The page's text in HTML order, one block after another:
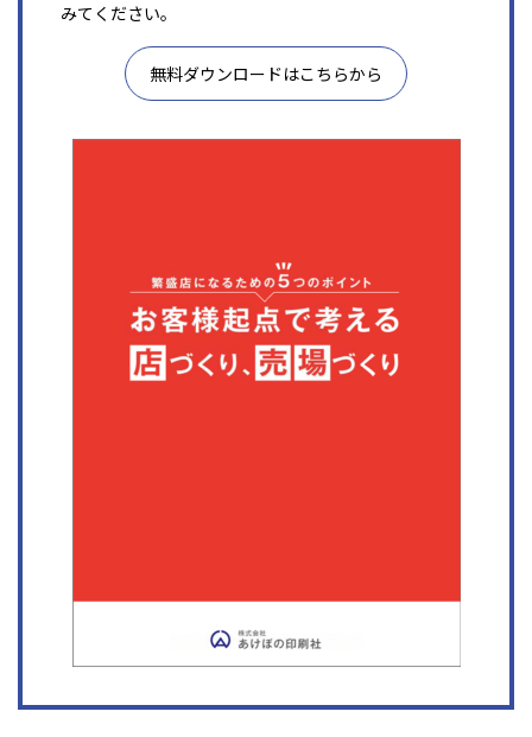
みてください。
無料ダウンロードはこちらから